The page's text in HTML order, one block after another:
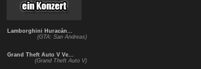
Lamborghini Huracán...
(GTA: San Andreas)
Grand Theft Auto V Ve...
(Grand Theft Auto V)